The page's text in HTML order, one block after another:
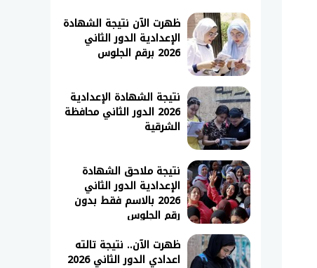
ظهرت الآن نتيجة الشهادة
الإعدادية الدور الثاني
2026 برقم الجلوس
نتيجة الشهادة الإعدادية
2026 الدور الثاني محافظة
الشرقية
نتيجة ملاحق الشهادة
الإعدادية الدور الثاني
2026 بالاسم فقط بدون
رقم الجلوس
ظهرت الآن.. نتيجة تالته
اعدادي الدور الثاني 2026